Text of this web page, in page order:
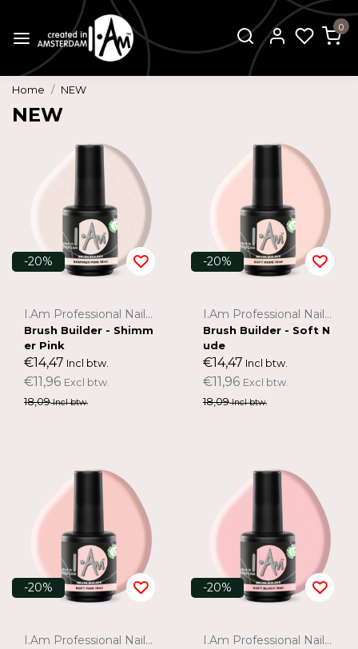
0
Home NEW
NEW
-20%
I.Am Professional Nail Systems
Brush Builder - Shimm
er Pink
€14,47 Incl btw.
€11,96 Excl btw.
18,09Incl btw.
-20%
I.Am Professional Nail Systems
Brush Builder - Soft N
ude
€14,47 Incl btw.
€11,96 Excl btw.
18,09Incl btw.
-20%
I.Am Professional Nail Systems
-20%
I.Am Professional Nail Systems